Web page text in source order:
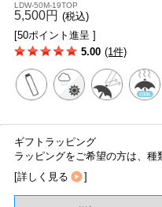
LDW-50M-19TOP
5,500円 (税込)
[50ポイント進呈 ]
5.00 (1件)
ギフトラッピング
ラッピングをご希望の方は、種
[詳しく見る ]